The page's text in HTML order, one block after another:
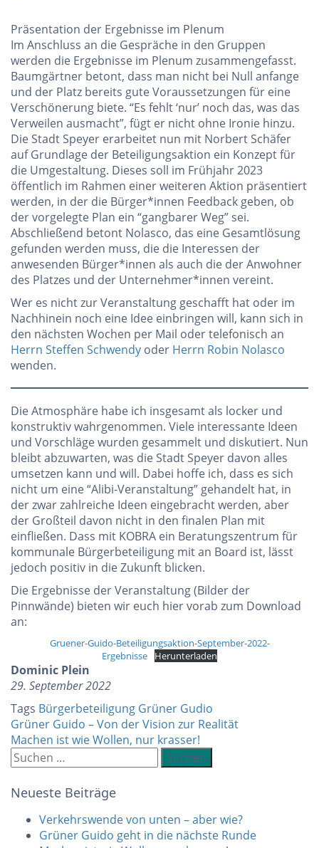
Präsentation der Ergebnisse im Plenum
Im Anschluss an die Gespräche in den Gruppen
werden die Ergebnisse im Plenum zusammengefasst.
Baumgärtner betont, dass man nicht bei Null anfange
und der Platz bereits gute Voraussetzungen für eine
Verschönerung biete. “Es fehlt ‘nur’ noch das, was das
Verweilen ausmacht”, fügt er nicht ohne Ironie hinzu.
Die Stadt Speyer erarbeitet nun mit Norbert Schäfer
auf Grundlage der Beteiligungsaktion ein Konzept für
die Umgestaltung. Dieses soll im Frühjahr 2023
öffentlich im Rahmen einer weiteren Aktion präsentiert
werden, in der die Bürger*innen Feedback geben, ob
der vorgelegte Plan ein “gangbarer Weg” sei.
Abschließend betont Nolasco, das eine Gesamtlösung
gefunden werden muss, die die Interessen der
anwesenden Bürger*innen als auch die der Anwohner
des Platzes und der Unternehmer*innen vereint.
Wer es nicht zur Veranstaltung geschafft hat oder im
Nachhinein noch eine Idee einbringen will, kann sich in
den nächsten Wochen per Mail oder telefonisch an
Herrn Steffen Schwendy oder Herrn Robin Nolasco
wenden.
Die Atmosphäre habe ich insgesamt als locker und
konstruktiv wahrgenommen. Viele interessante Ideen
und Vorschläge wurden gesammelt und diskutiert. Nun
bleibt abzuwarten, was die Stadt Speyer davon alles
umsetzen kann und will. Dabei hoffe ich, dass es sich
nicht um eine “Alibi-Veranstaltung” gehandelt hat, in
der zwar zahlreiche Ideen eingebracht werden, aber
der Großteil davon nicht in den finalen Plan mit
einfließen. Dass mit KOBRA ein Beratungszentrum für
kommunale Bürgerbeteiligung mit an Board ist, lässt
jedoch positiv in die Zukunft blicken.
Die Ergebnisse der Veranstaltung (Bilder der
Pinnwände) bieten wir euch hier vorab zum Download
an:
Gruener-Guido-Beteiligungsaktion-September-2022-
Ergebnisse
Herunterladen
Dominic Plein
29. September 2022
Tags Bürgerbeteiligung Grüner Gudio
Beitragsnavigation
Grüner Guido – Von der Vision zur Realität
Machen ist wie Wollen, nur krasser!
Suchen
nach:
Neueste Beiträge
Verkehrswende von unten – aber wie?
Grüner Guido geht in die nächste Runde